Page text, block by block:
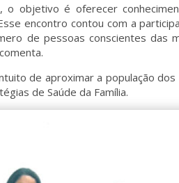
o objetivo é oferecer
encontro contou com a
de pessoas conscientes
de aproximar a população
de Saúde da Família.